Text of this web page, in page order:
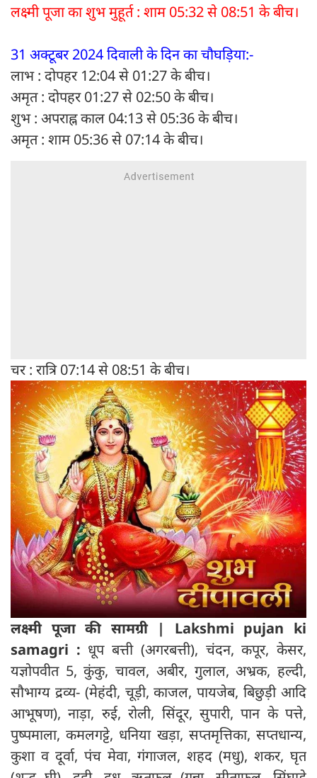
लक्ष्मी पूजा का शुभ मुहूर्त : शाम 05:32 से 08:51 के बीच।
31 अक्टूबर 2024 दिवाली के दिन का चौघड़िया:-
लाभ : दोपहर 12:04 से 01:27 के बीच।
अमृत : दोपहर 01:27 से 02:50 के बीच।
शुभ : अपराह्न काल 04:13 से 05:36 के बीच।
अमृत : शाम 05:36 से 07:14 के बीच।
चर : रात्र‍ि 07:14 से 08:51 के बीच।
लक्ष्मी पूजा की सामग्री | Lakshmi pujan ki
samagri : धूप बत्ती (अगरबत्ती), चंदन, कपूर, केसर,
यज्ञोपवीत 5, कुंकु, चावल, अबीर, गुलाल, अभ्रक, हल्दी,
सौभाग्य द्रव्य- (मेहंदी, चूड़ी, काजल, पायजेब, बिछुड़ी आदि
आभूषण), नाड़ा, रुई, रोली, सिंदूर, सुपारी, पान के पत्ते,
पुष्पमाला, कमलगट्टे, धनिया खड़ा, सप्तमृत्तिका, सप्तधान्य,
कुशा व दूर्वा, पंच मेवा, गंगाजल, शहद (मधु), शकर, घृत